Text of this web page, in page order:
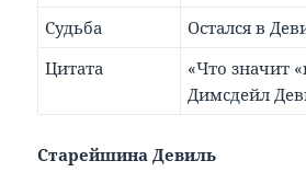
Судьба
Остался в
Цитата
«Что значит
Димсдейл
Старейшина Девиль